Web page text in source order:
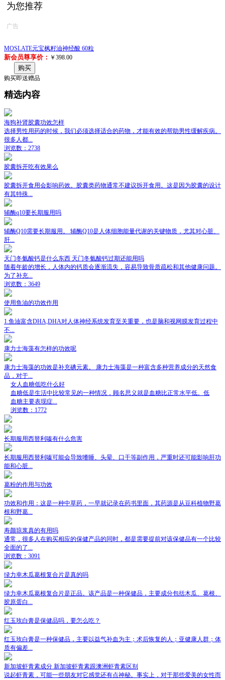
为您推荐
广告
MOSLATE元宝枫籽油神经酸 60粒
新会员尊享价： ￥398.00
购买
购买即送赠品
精选内容
海狗补肾胶囊功效怎样
选择男性用药的时候，我们必须选择适合的药物，才能有效的帮助男性缓解疾病。
很多人都...
浏览数：2738
胶囊拆开吃有效果么
胶囊拆开食用会影响药效。胶囊类药物通常不建议拆开食用。这是因为胶囊的设计
有其特殊...
辅酶q10要长期服用吗
辅酶Q10需要长期服用。 辅酶Q10是人体细胞能量代谢的关键物质，尤其对心脏、
肝...
天门冬氨酸钙是什么东西 天门冬氨酸钙过期还能用吗
随着年龄的增长，人体内的钙质会逐渐流失，容易导致骨质疏松和其他健康问题。
为了补充...
浏览数：3649
使用鱼油的功效作用
1.鱼油富含DHA,DHA对人体神经系统发育至关重要，也是脑和视网膜发育过程中
不...
康力士海藻有怎样的功效呢
康力士海藻的功效是补充碘元素。 康力士海藻是一种富含多种营养成分的天然食
品，对于...
女人血糖低吃什么好
血糖低是生活中比较常见的一种情况，顾名思义就是血糖比正常水平低。低
血糖主要表现症...
浏览数：1772
长期服用西替利嗪有什么危害
长期服用西替利嗪可能会导致嗜睡、头晕、口干等副作用，严重时还可能影响肝功
能和心脏...
葛粉的作用与功效
功效和作用：这是一种中草药，一早就记录在药书里面，其药源是从豆科植物野葛
根和野葛...
寿颜琼浆真的有用吗
通常，很多人在购买相应的保健产品的同时，都是需要提前对该保健品有一个比较
全面的了...
浏览数：3091
绿力幸木瓜葛根复合片是真的吗
绿力幸木瓜葛根复合片是正品。该产品是一种保健品，主要成分包括木瓜、葛根、
胶原蛋白...
红玉玫白膏是保健品吗，要怎么吃？
红玉玫白膏是一种保健品，主要以益气补血为主；术后恢复的人；亚健康人群；体
质有偏差...
新加坡虾青素成分 新加坡虾青素跟澳洲虾青素区别
说起虾青素，可能一些朋友对它感觉还有点神秘。事实上，对于那些爱美的女性而